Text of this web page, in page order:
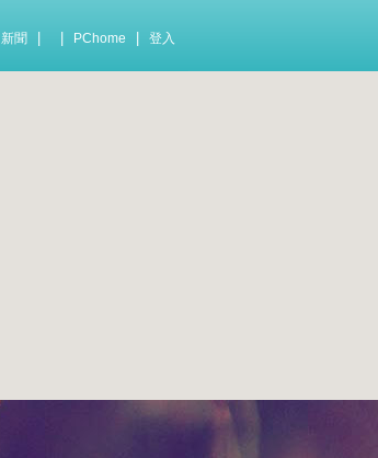
新聞 PChome 登入